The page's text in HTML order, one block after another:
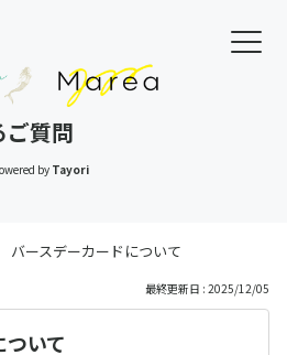
るご質問
by Tayori
バースデーカードについて
最終更新日 : 2025/12/05
いて